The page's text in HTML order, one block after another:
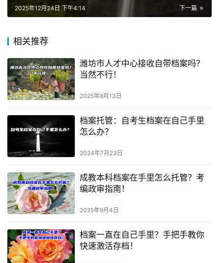
下一篇
2025年12月24日 下午4:14
相关推荐
潍坊市人才中心接收自带档案吗？
当然不行！
2025年8月13日
档案托管：自考生档案在自己手里
怎么办？
2024年7月23日
成教本科档案在手里怎么托管？考
编政审指南！
2025年9月4日
档案一直在自己手里？手把手教你
快速激活存档！